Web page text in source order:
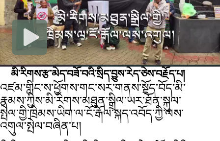
མི་རིགས་རྩ་མེད་བཟོ་བའི་སྲིད་བྱུས་རེད་ཅེས་བརྗོད་པ།
འཛམ་གླིང་ས་ཕྱོགས་གང་སར་གནས་སྡོད་བོད་མི་
རྣམས་ཀྱིས་མི་རིགས་མཐུན་སྒྲིལ་ཡར་ཐོན་སྐུལ་
སྤེལ་གྱི་ཁྲིམས་ཡིག་ལ་ངོ་རྒོལ་སྐད་འབོད་ཀྱི་ལས་
འགུལ་སྤེལ་བཞིན་པ།